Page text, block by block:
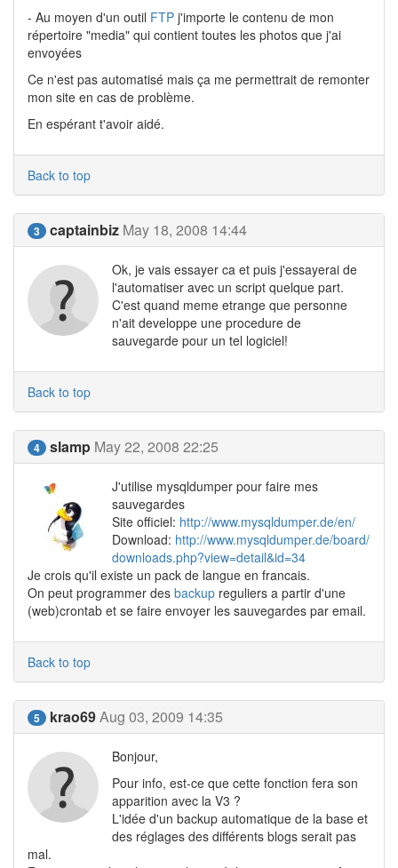
- Au moyen d'un outil FTP j'importe le contenu de mon
répertoire "media" qui contient toutes les photos que j'ai
envoyées
Ce n'est pas automatisé mais ça me permettrait de remonter
mon site en cas de problème.
En espérant t'avoir aidé.
Back to top
3 captainbiz May 18, 2008 14:44
Ok, je vais essayer ca et puis j'essayerai de
l'automatiser avec un script quelque part.
C'est quand meme etrange que personne
n'ait developpe une procedure de
sauvegarde pour un tel logiciel!
Back to top
4 slamp May 22, 2008 22:25
J'utilise mysqldumper pour faire mes
sauvegardes
Site officiel: http://www.mysqldumper.de/en/
Download: http://www.mysqldumper.de/board/
downloads.php?view=detail&id=34
Je crois qu'il existe un pack de langue en francais.
On peut programmer des backup reguliers a partir d'une
(web)crontab et se faire envoyer les sauvegardes par email.
Back to top
5 krao69Aug 03, 2009 14:35
Bonjour,
Pour info, est-ce que cette fonction fera son
apparition avec la V3 ?
L'idée d'un backup automatique de la base et
des réglages des différents blogs serait pas
mal.